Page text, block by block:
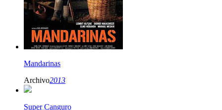
Mandarinas
Archivo2013
Super Canguro